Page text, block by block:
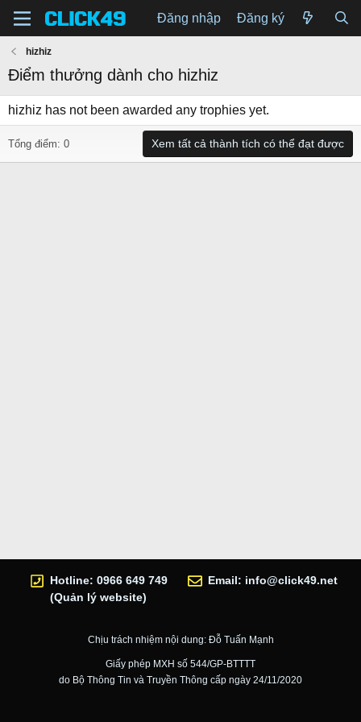
Đăng nhập Đăng ký
hizhiz
Điểm thưởng dành cho hizhiz
hizhiz has not been awarded any trophies yet.
Tổng điểm: 0 Xem tất cả thành tích có thể đạt được
Hotline: 0966 649 749
(Quản lý website)
Email: info@click49.net
Chịu trách nhiệm nội dung: Đỗ Tuấn Mạnh
Giấy phép MXH số 544/GP-BTTTT
do Bộ Thông Tin và Truyền Thông cấp ngày 24/11/2020